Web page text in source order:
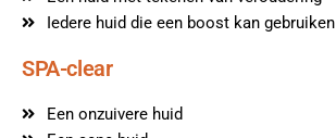
Iedere huid die een boost kan gebruiken
SPA-clear
Een onzuivere huid